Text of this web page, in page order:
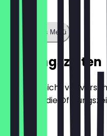
Zeige ganzes Menü
Öffnungszeiten
Damit du nicht vor
halten wir die